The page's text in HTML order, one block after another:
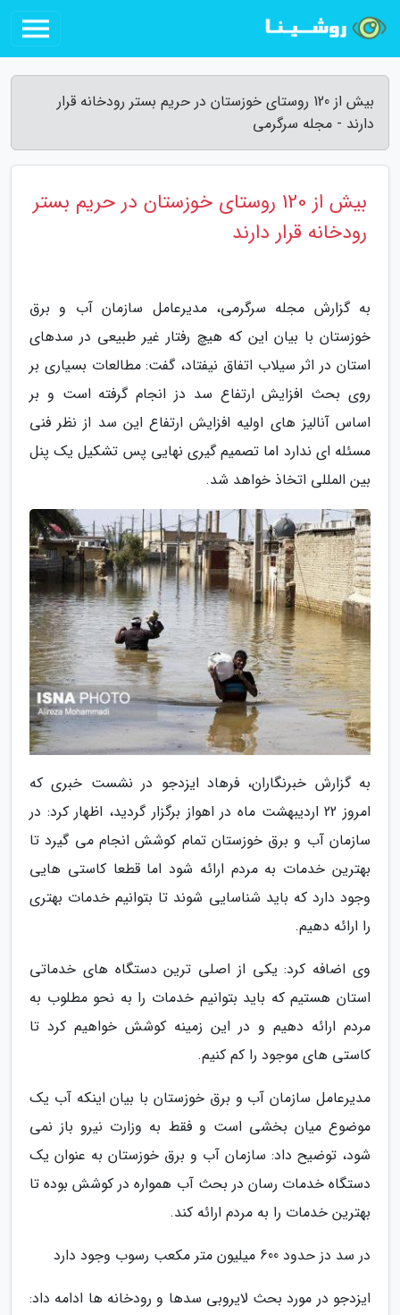
بیش از 120 روستای خوزستان در حریم بستر رودخانه قرار
دارند - مجله سرگرمی
بیش از 120 روستای خوزستان در حریم بستر
رودخانه قرار دارند
به گزارش مجله سرگرمی، مدیرعامل سازمان آب و برق
خوزستان با بیان این که هیچ رفتار غیر طبیعی در سدهای
استان در اثر سیلاب اتفاق نیفتاد، گفت: مطالعات بسیاری بر
روی بحث افزایش ارتفاع سد دز انجام گرفته است و بر
اساس آنالیز های اولیه افزایش ارتفاع این سد از نظر فنی
مسئله ای ندارد اما تصمیم گیری نهایی پس تشکیل یک پنل
بین المللی اتخاذ خواهد شد.
به گزارش خبرنگاران، فرهاد ایزدجو در نشست خبری که
امروز 22 اردیبهشت ماه در اهواز برگزار گردید، اظهار کرد: در
سازمان آب و برق خوزستان تمام کوشش انجام می گیرد تا
بهترین خدمات به مردم ارائه شود اما قطعا کاستی هایی
وجود دارد که باید شناسایی شوند تا بتوانیم خدمات بهتری
را ارائه دهیم.
وی اضافه کرد: یکی از اصلی ترین دستگاه های خدماتی
استان هستیم که باید بتوانیم خدمات را به نحو مطلوب به
مردم ارائه دهیم و در این زمینه کوشش خواهیم کرد تا
کاستی های موجود را کم کنیم.
مدیرعامل سازمان آب و برق خوزستان با بیان اینکه آب یک
موضوع میان بخشی است و فقط به وزارت نیرو باز نمی
شود، توضیح داد: سازمان آب و برق خوزستان به عنوان یک
دستگاه خدمات رسان در بحث آب همواره در کوشش بوده تا
بهترین خدمات را به مردم ارائه کند.
در سد دز حدود 600 میلیون متر مکعب رسوب وجود دارد
ایزدجو در مورد بحث لایروبی سدها و رودخانه ها ادامه داد: